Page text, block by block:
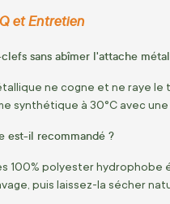
et Entretien
sans abîmer l'attache
ne cogne et ne raye
synthétique à 30°C avec
est-il recommandé ?
100% polyester
puis laissez-la sécher